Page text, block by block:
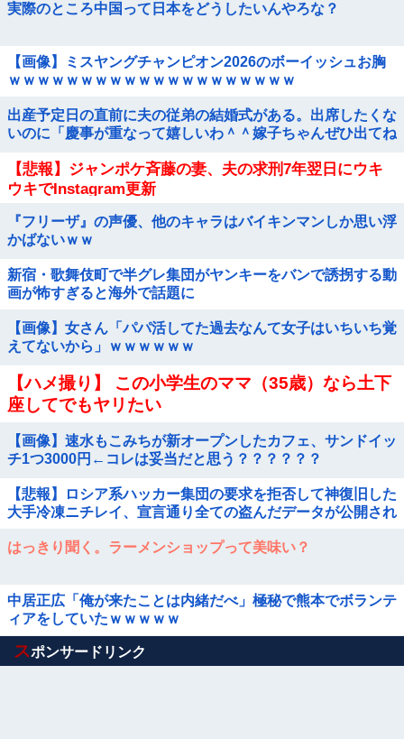
実際のところ中国って日本をどうしたいんやろな？
【画像】ミスヤングチャンピオン2026のボーイッシュお胸
ｗｗｗｗｗｗｗｗｗｗｗｗｗｗｗｗｗｗｗｗ
出産予定日の直前に夫の従弟の結婚式がある。出席したくな
いのに「慶事が重なって嬉しいわ＾＾嫁子ちゃんぜひ出てね
【悲報】ジャンポケ斉藤の妻、夫の求刑7年翌日にウキ
ウキでInstagram更新
『フリーザ』の声優、他のキャラはバイキンマンしか思い浮
かばないｗｗ
新宿・歌舞伎町で半グレ集団がヤンキーをバンで誘拐する動
画が怖すぎると海外で話題に
【画像】女さん「パパ活してた過去なんて女子はいちいち覚
えてないから」ｗｗｗｗｗｗ
【ハメ撮り】 この小学生のママ（35歳）なら土下
座してでもヤリたい
【画像】速水もこみちが新オープンしたカフェ、サンドイッ
チ1つ3000円←コレは妥当だと思う？？？？？？
【悲報】ロシア系ハッカー集団の要求を拒否して神復旧した
大手冷凍ニチレイ、宣言通り全ての盗んだデータが公開され
はっきり聞く。ラーメンショップって美味い？
中居正広「俺が来たことは内緒だべ」極秘で熊本でボランテ
ィアをしていたｗｗｗｗｗ
Powered by livedoor 相互RSS
スポンサードリンク